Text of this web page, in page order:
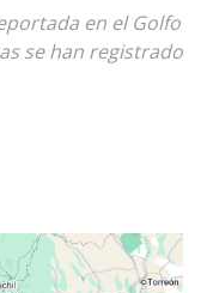
en el Golfo
se han registrado